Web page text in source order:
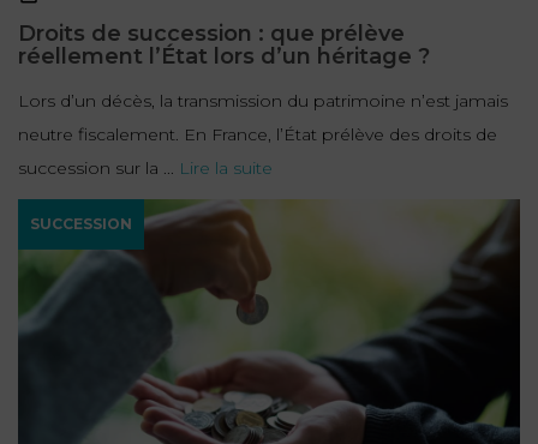
Droits de succession : que prélève
réellement l’État lors d’un héritage ?
Lors d’un décès, la transmission du patrimoine n’est jamais
neutre fiscalement. En France, l’État prélève des droits de
succession sur la ... Lire la suite
SUCCESSION